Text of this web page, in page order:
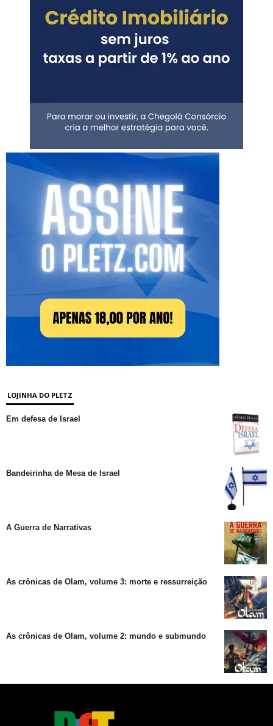
LOJINHA DO PLETZ
Em defesa de Israel
Bandeirinha de Mesa de Israel
A Guerra de Narrativas
As crônicas de Olam, volume 3: morte e ressurreição
As crônicas de Olam, volume 2: mundo e submundo